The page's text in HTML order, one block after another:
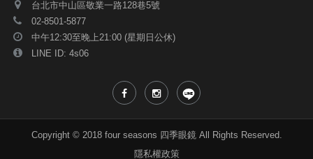
台北市中山區敬業一路128巷5號
02-8501-5877
中午12:30至晚上21:00 (星期日公休)
LINE ID: 4s06
Copyright © 2018 four seasons 四季眼鏡 All Rights Reserved.
隱私權政策